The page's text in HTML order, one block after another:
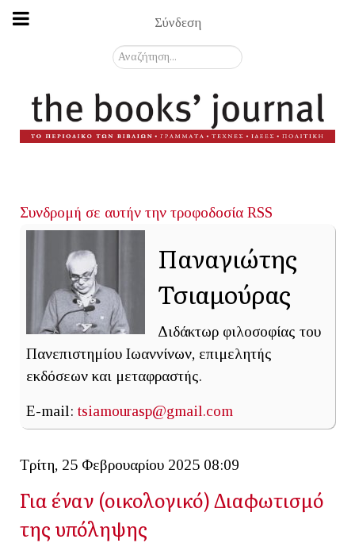
Σύνδεση
Αναζήτηση...
Συνδρομή σε αυτήν την τροφοδοσία RSS
Παναγιώτης
Τσιαμούρας
Διδάκτωρ φιλοσοφίας του
Πανεπιστημίου Ιωαννίνων, επιμελητής
εκδόσεων και μεταφραστής.
E-mail: tsiamourasp@gmail.com
Τρίτη, 25 Φεβρουαρίου 2025 08:09
Για έναν (οικολογικό) Διαφωτισμό
της υπόληψης